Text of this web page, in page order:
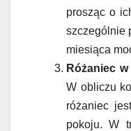
prosząc o
szczególnie
miesiąca
Różaniec
W obliczu
różaniec
pokoju. W